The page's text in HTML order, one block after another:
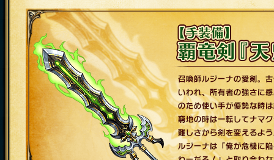
歴史に残すアグニ帝国の女帝”リリー・
彼女がもっとも熱中したのが、各地で
戦わせることだった。彼女は戦闘がよ
う、奴隷たちに冠を与えた。それを装
を受けると同時に相手をより憎むよう
の攻撃を繰り出したという。